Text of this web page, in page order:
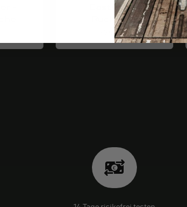
Eastwood
Rucksack
Angebot
$266.00